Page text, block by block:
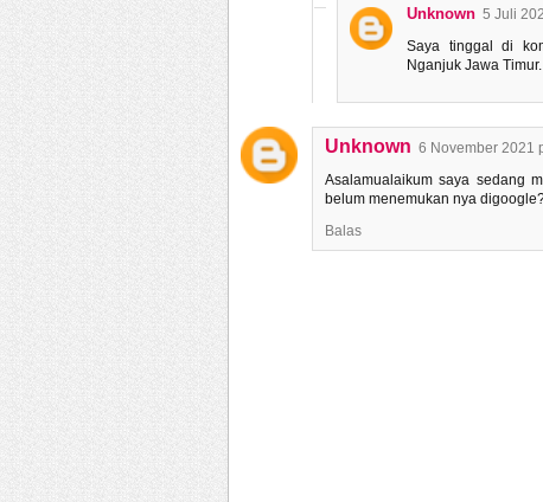
Unknown 5 Juli
Saya tinggal di
Nganjuk Jawa
Unknown 6 November 2021
Asalamualaikum saya sedang
belum menemukan nya
Balas